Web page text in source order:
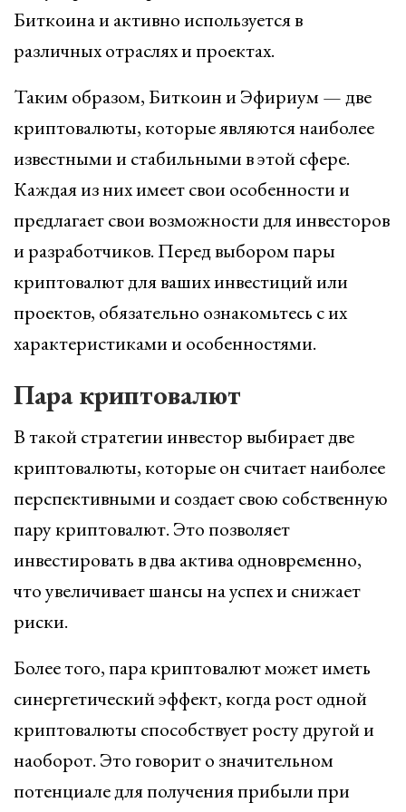
Биткоина и активно используется в
различных отраслях и проектах.
Таким образом, Биткоин и Эфириум — две
криптовалюты, которые являются наиболее
известными и стабильными в этой сфере.
Каждая из них имеет свои особенности и
предлагает свои возможности для инвесторов
и разработчиков. Перед выбором пары
криптовалют для ваших инвестиций или
проектов, обязательно ознакомьтесь с их
характеристиками и особенностями.
Пара криптовалют
В такой стратегии инвестор выбирает две
криптовалюты, которые он считает наиболее
перспективными и создает свою собственную
пару криптовалют. Это позволяет
инвестировать в два актива одновременно,
что увеличивает шансы на успех и снижает
риски.
Более того, пара криптовалют может иметь
синергетический эффект, когда рост одной
криптовалюты способствует росту другой и
наоборот. Это говорит о значительном
потенциале для получения прибыли при